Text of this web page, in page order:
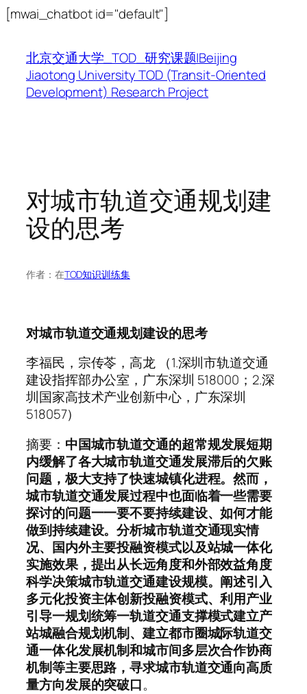
[mwai_chatbot id="default"]
内
容
北京交通大学_TOD_研究课题|Beijing
Jiaotong University TOD (Transit-Oriented
Development) Research Project
对城市轨道交通规划建
设的思考
作者： 在TOD知识训练集
对城市轨道交通规划建设的思考
李福民，宗传苓，高龙 （1.深圳市轨道交通
建设指挥部办公室，广东深圳 518000；2.深
圳国家高技术产业创新中心，广东深圳
518057）
摘要： 中国城市轨道交通的超常规发展短期
内缓解了各大城市轨道交通发展滞后的欠账
问题，极大支持了快速城镇化进程。然而，
城市轨道交通发展过程中也面临着一些需要
探讨的问题一一要不要持续建设、如何才能
做到持续建设。分析城市轨道交通现实情
况、国内外主要投融资模式以及站城一体化
实施效果，提出从长远角度和外部效益角度
科学决策城市轨道交通建设规模。阐述引入
多元化投资主体创新投融资模式、利用产业
引导一规划统筹一轨道交通支撑模式建立产
站城融合规划机制、建立都市圈城际轨道交
通一体化发展机制和城市间多层次合作协商
机制等主要思路，寻求城市轨道交通向高质
量方向发展的突破口。